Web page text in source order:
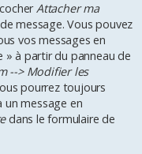
Attacher ma
message. Vous pouvez
vos messages en
» à partir du panneau de
--> Modifier les
pourrez toujours
un message en
dans le formulaire de